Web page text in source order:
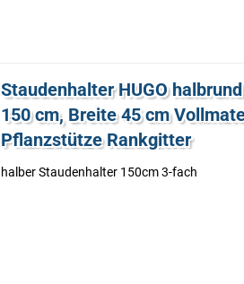
Stau­den­hal­ter HUGO
150 cm, Brei­te 45 cm
Pflanz­stüt­ze Rank­git­ter
hal­ber Stau­den­hal­ter 150cm 3-​fach